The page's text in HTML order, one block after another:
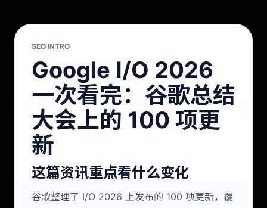
SEO INTRO
Google I/O 2026
一次看完：谷歌总结
大会上的 100 项更
新
这篇资讯重点看什么变化
谷歌整理了 I/O 2026 上发布的 100 项更新，覆